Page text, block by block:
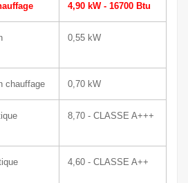
4,90 kW - 16700 Btu
0,55 kW
chauffage 0,70 kW
8,70 - CLASSE A+++
4,60 - CLASSE A++